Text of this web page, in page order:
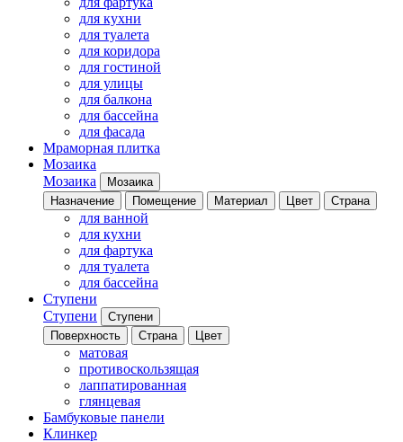
для кухни
для туалета
для коридора
для гостиной
для улицы
для балкона
для бассейна
для фасада
Мраморная плитка
Мозаика
Мозаика
Мозаика
Назначение
Помещение Материал Цвет Страна
для ванной
для кухни
для фартука
для туалета
для бассейна
Ступени
Ступени
Ступени
Поверхность
Страна Цвет
матовая
противоскользящая
лаппатированная
глянцевая
Бамбуковые панели
Клинкер